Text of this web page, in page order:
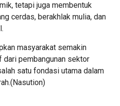
tetapi juga membentuk
cerdas, berakhlak mulia, dan
masyarakat semakin
pembangunan sektor
satu fondasi utama dalam